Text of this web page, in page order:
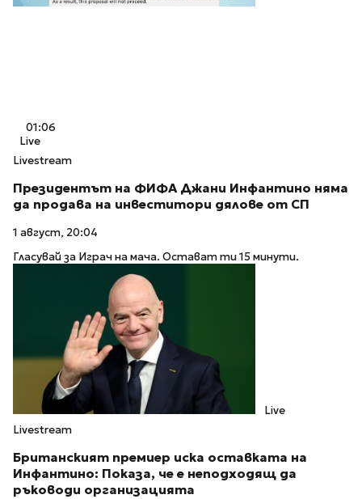
01:06
Live
Livestream
Президентът на ФИФА Джани Инфантино няма
да продава на инвеститори дялове от СП
1 август, 20:04
Гласувай за Играч на мача. Остават ти 15 минути.
Live
Livestream
Британският премиер иска оставката на
Инфантино: Показа, че е неподходящ да
ръководи организацията